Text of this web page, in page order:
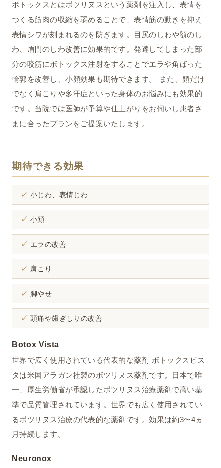
ボトックスとはボツリヌスという薬剤を注入し、表情を
つくる筋肉の収縮を弱めることで、表情筋の動きを抑え
表情シワが刻まれるのを防ぎます。目尻のしわや額のし
わ、眉間のしわ改善に効果的です。発達してしまった部
分の咬筋にボトックス注射をすることでエラや角ばった
輪郭を改善し、小顔効果も期待できます。 また、顔だけ
でなく肩こりや多汗症といった身体のお悩みにも効果的
です。当院では医師が予算や仕上がりをお伺いし患者さ
まに合ったプランをご提案いたします。
期待できる効果
小じわ、表情じわ
小顔
エラの改善
肩こり
脚やせ
頭痛や歯ぎしりの改善
Botox Vista
世界で広く使用されている代表的な薬剤 ボトックスビス
タは米国アラガン社製のボツリヌス薬剤です。日本で唯
一、厚生労働省が承認したボツリヌス治療薬剤で高い基
準で品質管理されています。世界でも広く使用されてい
るボツリヌス治療の代表的な薬剤です。効果は約3〜4ヵ
月持続します。
Neuronox